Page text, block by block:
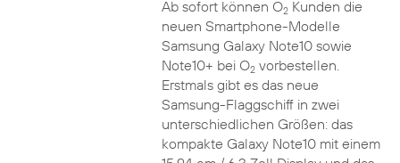
Ab sofort können O2Kunden die
neuen Smartphone-Modelle
Samsung Galaxy Note10 sowie
Note10+ bei O2vorbestellen.
Erstmals gibt es das neue
Samsung-Flaggschiff in zwei
unterschiedlichen Größen: das
kompakte Galaxy Note10 mit einem